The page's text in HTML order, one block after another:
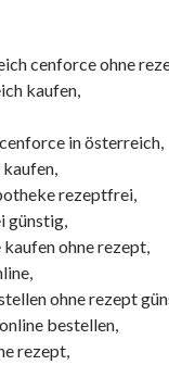
cenforce ohne
kaufen,
in österreich,
rezeptfrei,
günstig,
ohne rezept,
ohne rezept
bestellen,
rezept,